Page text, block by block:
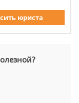
юриста